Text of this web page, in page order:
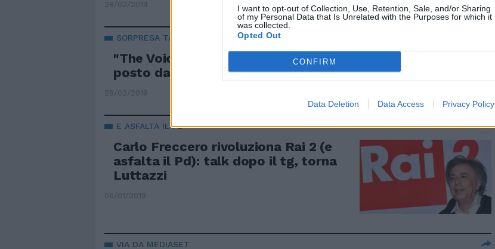
I want to opt-out of Collection, Use, Retention, Sale, and/or Sharing
of my Personal Data that Is Unrelated with the Purposes for which it
was collected.
Opted Out
CONFIRM
Data Deletion Data Access Privacy Policy
28/02/2019
SORPRESA TALENT
"The Voice", chi è in ballo per l'ultimo
posto da giudice
28/02/2019
E ASFALTA IL PD
Carlo Freccero rivoluziona Rai 2 (e
asfalta il Pd): talk dopo il tg, torna
Luttazzi
06/01/2019
VIA DA MEDIASET